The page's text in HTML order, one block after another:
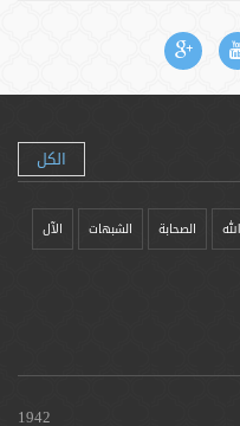
الكل
الله الصحابة الشبهات الآل
1942